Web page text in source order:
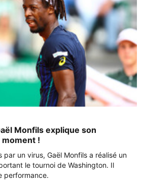
Monfils explique son
!
par un virus, Gaël Monfils a réalisé un
le tournoi de Washington. Il
performance.